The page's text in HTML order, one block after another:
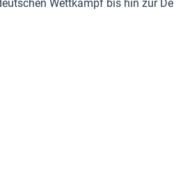
Wettkampf bis hin zur